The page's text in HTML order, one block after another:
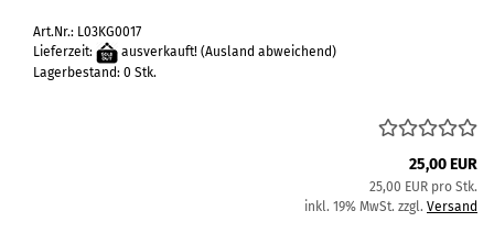
Art.Nr.: L03KG0017
Lieferzeit:
ausverkauft! (Ausland abweichend)
Lagerbestand: 0 Stk.
25,00 EUR
25,00 EUR pro Stk.
inkl. 19% MwSt. zzgl. Versand